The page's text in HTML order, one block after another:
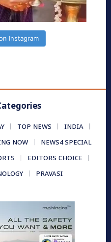
Instagram
TOP NEWS
INDIA
NOW
NEWS4 SPECIAL
EDITORS CHOICE
PRAVASI